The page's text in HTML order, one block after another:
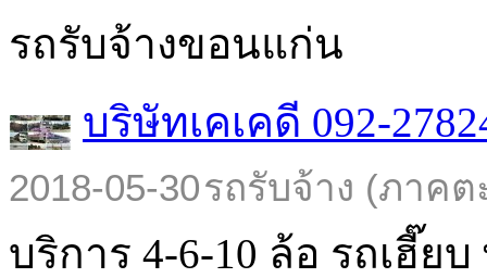
รถรับจ้างขอนแก่น
บริษัทเคเคดี 092-
2018-05-30รถรับจ้าง (ภาคต
บริการ 4-6-10 ล้อ รถเฮี๊ยบ